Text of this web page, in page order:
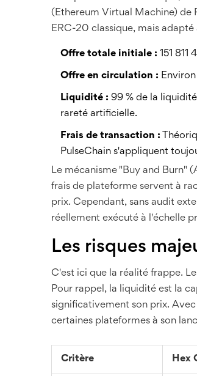
(Ethereum Virtual Machine) de
ERC-20 classique, mais
Offre totale initiale : 151 811
Offre en circulation :
Liquidité : 99 % de la
rareté artificielle.
Frais de transaction :
PulseChain s'appliquent
Le mécanisme "Buy and Burn"
frais de plateforme servent à
prix. Cependant, sans audit
réellement exécuté à l'échelle
Les risques
C'est ici que la réalité frappe.
Pour rappel, la liquidité est la
significativement son prix.
certaines plateformes à son
Critère Hex